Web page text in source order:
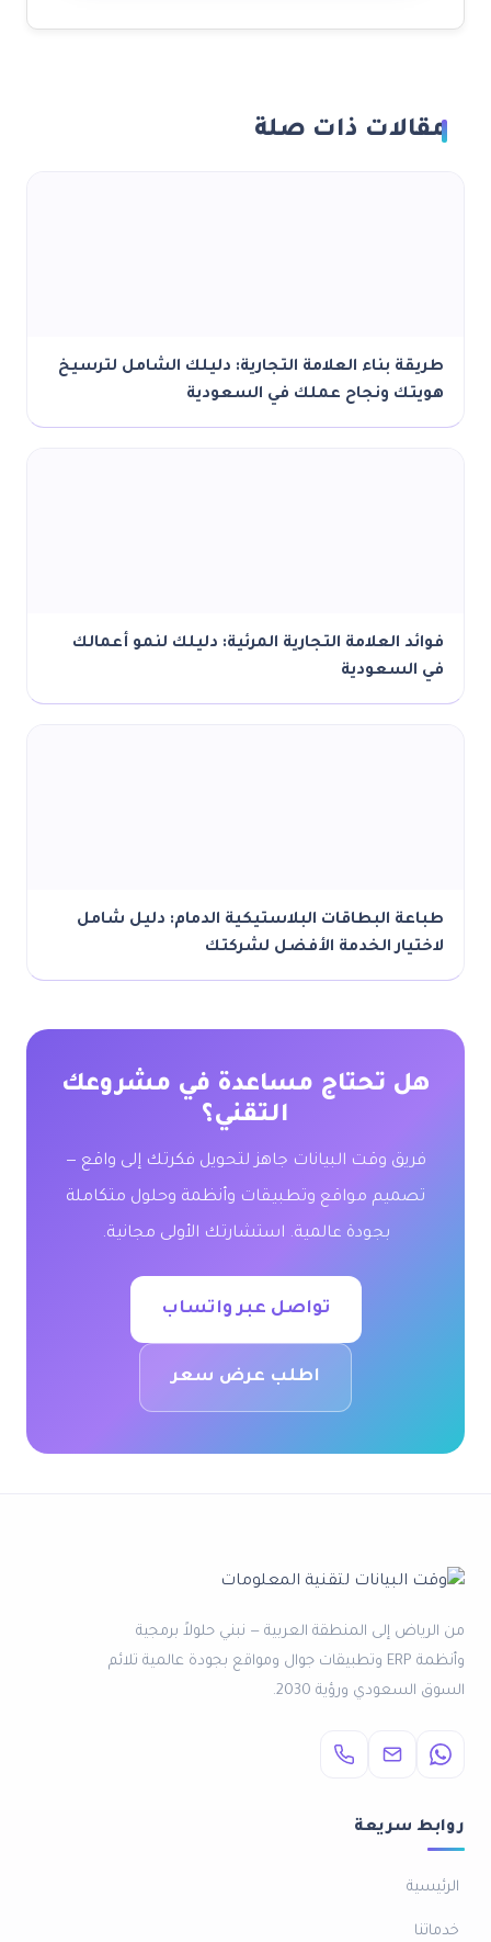
ذات صلة
بناء العلامة التجارية: دليلك الشامل لترسيخ
ونجاح عملك في السعودية
العلامة التجارية المرئية: دليلك لنمو أعمالك
البطاقات البلاستيكية الدمام: دليل شامل
الخدمة الأفضل لشركتك
تحتاج مساعدة في مشروعك
التقني؟
وقت البيانات جاهز لتحويل فكرتك إلى واقع —
مواقع وتطبيقات وأنظمة وحلول متكاملة
بجودة عالمية. استشارتك الأولى مجانية.
تواصل عبر واتساب
اطلب عرض سعر
إلى المنطقة العربية — نبني حلولاً برمجية
وأنظمة ERP وتطبيقات جوال ومواقع بجودة عالمية تلائم
ورؤية 2030.
سريعة